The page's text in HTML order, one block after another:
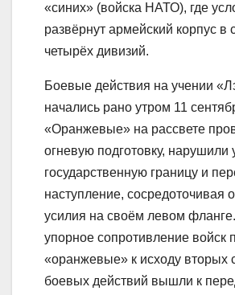
«синих» (войска НАТО), где
развёрнут армейский корпус в
четырёх дивизий.
Боевые действия на учении
начались рано утром 11
«Оранжевые» на рассвете
огневую подготовку, нарушили
государственную границу и
наступление, сосредоточивая
усилия на своём левом
упорное сопротивление войск
«оранжевые» к исходу вторых
боевых действий вышли к